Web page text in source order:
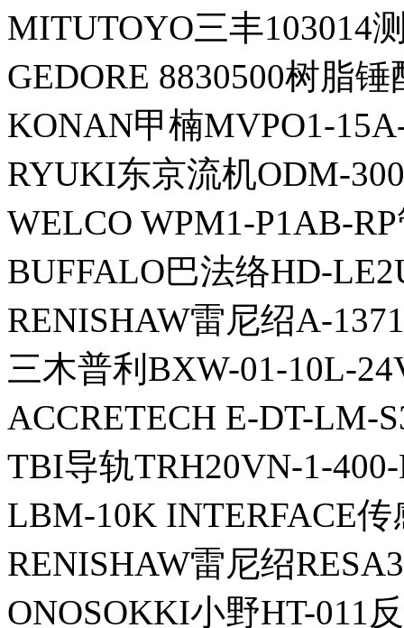
MITUTOYO三丰103014
GEDORE 8830500树脂锤
KONAN甲楠MVPO1-
RYUKI东京流机ODM-
WELCO WPM1-P1AB-
BUFFALO巴法络HD-
RENISHAW雷尼绍A-
三木普利BXW-01-10L-
ACCRETECH E-DT-LM-
TBI导轨TRH20VN-1-
LBM-10K INTERFACE传
RENISHAW雷尼绍
ONOSOKKI小野HT-011